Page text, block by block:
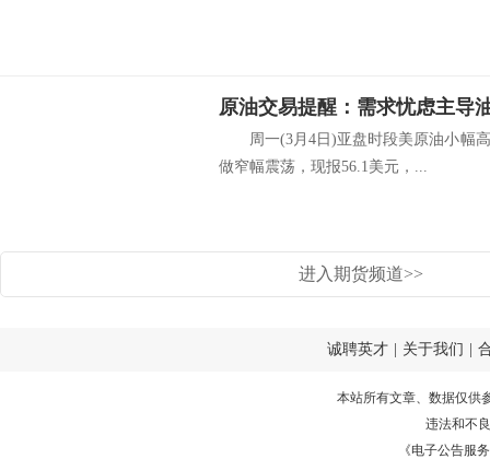
周一(3月4日)亚盘时段美原油小幅高
做窄幅震荡，现报56.1美元，...
进入期货频道>>
诚聘英才 关于我们
本站所有文章、数据仅供
违法和不
《电子公告服务